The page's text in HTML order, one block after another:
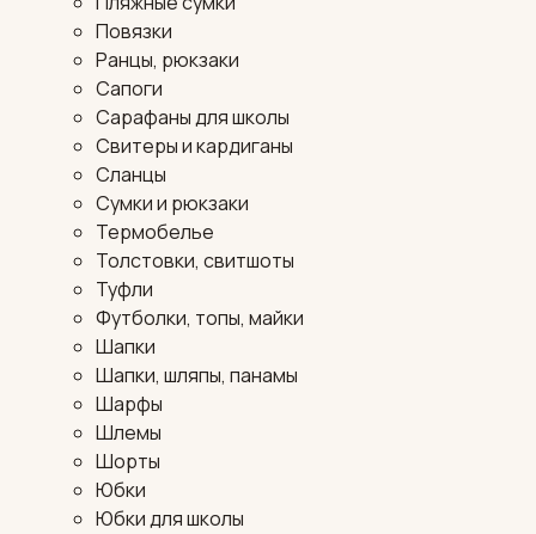
Повязки
Ранцы, рюкзаки
Сапоги
Сарафаны для школы
Свитеры и кардиганы
Сланцы
Сумки и рюкзаки
Термобелье
Толстовки, свитшоты
Туфли
Футболки, топы, майки
Шапки
Шапки, шляпы, панамы
Шарфы
Шлемы
Шорты
Юбки
Юбки для школы